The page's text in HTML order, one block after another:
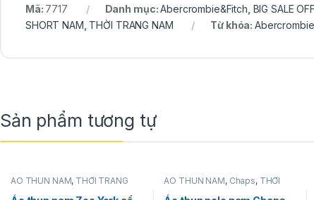
Mã: 7717 Danh mục:Abercrombie&Fitch BIG SALE OFF
SHORT NAM THỜI TRANG NAM Từ khóa:
Sản phẩm tương tự
ÁO THUN NAM, THỜI TRANG
ÁO THUN NAM, Chaps, THỜI